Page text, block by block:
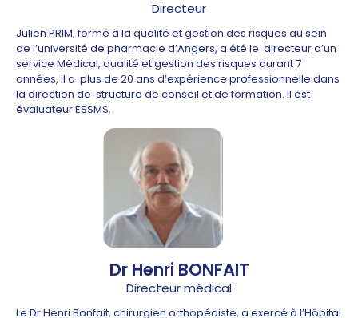
Directeur
Julien PRIM, formé à la qualité et gestion des risques au sein
de l’université de pharmacie d’Angers, a été le directeur d’un
service Médical, qualité et gestion des risques durant 7
années, il a plus de 20 ans d’expérience professionnelle dans
la direction de structure de conseil et de formation. Il est
évaluateur ESSMS.
Dr Henri BONFAIT
Directeur médical
Le Dr Henri Bonfait, chirurgien orthopédiste, a exercé à l’Hôpital